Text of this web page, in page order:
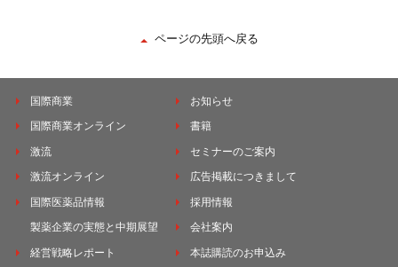
ページの先頭へ戻る
国際商業
国際商業オンライン
激流
激流オンライン
国際医薬品情報
製薬企業の実態と中期展望
経営戦略レポート
お知らせ
書籍
セミナーのご案内
広告掲載につきまして
採用情報
会社案内
本誌購読のお申込み